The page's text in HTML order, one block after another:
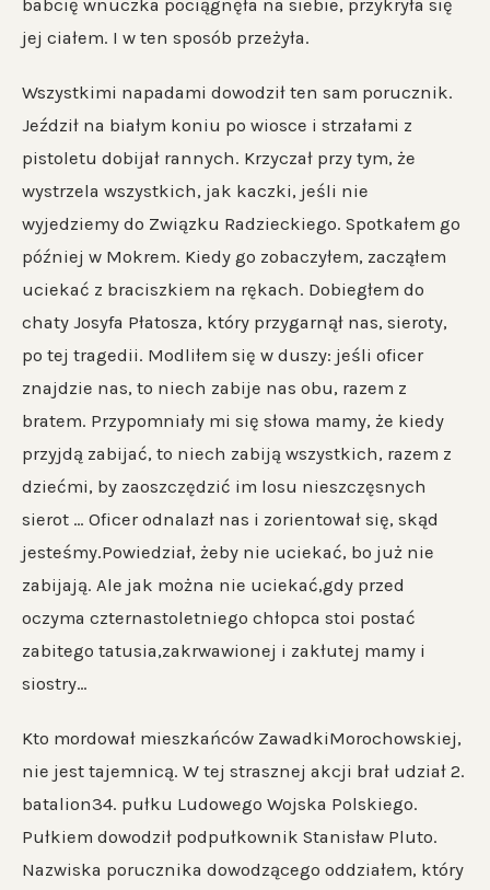
babcię wnuczka pociągnęła na siebie, przykryła się
jej ciałem. I w ten sposób przeżyła.
Wszystkimi napadami dowodził ten sam porucznik.
Jeździł na białym koniu po wiosce i strzałami z
pistoletu dobijał rannych. Krzyczał przy tym, że
wystrzela wszystkich, jak kaczki, jeśli nie
wyjedziemy do Związku Radzieckiego. Spotkałem go
później w Mokrem. Kiedy go zobaczyłem, zacząłem
uciekać z braciszkiem na rękach. Dobiegłem do
chaty Josyfa Płatosza, który przygarnął nas, sieroty,
po tej tragedii. Modliłem się w duszy: jeśli oficer
znajdzie nas, to niech zabije nas obu, razem z
bratem. Przypomniały mi się słowa mamy, że kiedy
przyjdą zabijać, to niech zabiją wszystkich, razem z
dziećmi, by zaoszczędzić im losu nieszczęsnych
sierot … Oficer odnalazł nas i zorientował się, skąd
jesteśmy.Powiedział, żeby nie uciekać, bo już nie
zabijają. Ale jak można nie uciekać,gdy przed
oczyma czternastoletniego chłopca stoi postać
zabitego tatusia,zakrwawionej i zakłutej mamy i
siostry…
Kto mordował mieszkańców ZawadkiMorochowskiej,
nie jest tajemnicą. W tej strasznej akcji brał udział 2.
batalion34. pułku Ludowego Wojska Polskiego.
Pułkiem dowodził podpułkownik Stanisław Pluto.
Nazwiska porucznika dowodzącego oddziałem, który